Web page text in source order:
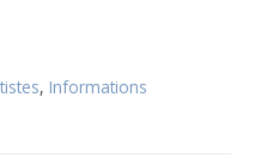
, Informations